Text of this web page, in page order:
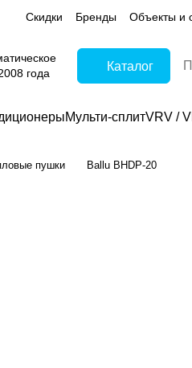
Скидки Бренды Объекты и
года
Каталог
Мульти-сплитVRV /
пушки Ballu BHDP-20